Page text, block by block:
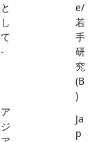
と
し
て
‐
e/
若
手
研
究
(B
)
ア
ジ
Ja
p